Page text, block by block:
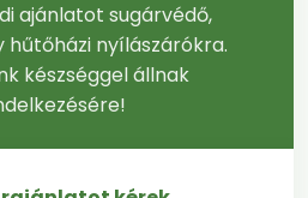
ajánlatot sugárvédő,
hűtőházi nyílászárókra.
készséggel állnak